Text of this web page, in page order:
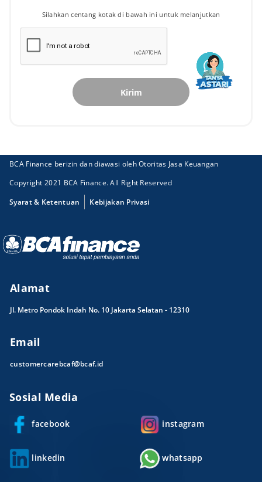
Silahkan centang kotak di bawah ini untuk melanjutkan
Kirim
BCA Finance berizin dan diawasi oleh Otoritas Jasa Keuangan
Copyright 2021 BCA Finance. All Right Reserved
Syarat & Ketentuan
Kebijakan Privasi
Alamat
Jl. Metro Pondok Indah No. 10 Jakarta Selatan - 12310
Email
customercarebcaf@bcaf.id
Sosial Media
facebook instagram
linkedin whatsapp